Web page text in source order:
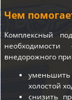
Чем
Комплексный
внедорожного
уменьшить
холостой
снизить